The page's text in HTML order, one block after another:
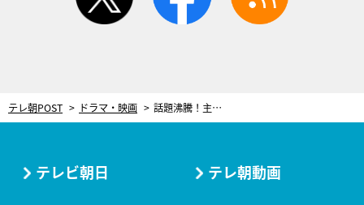
テレ朝POST ドラマ・映画 話題沸騰！主演・竹内涼真、ドラマ『再会』本日放送の第2話でも衝撃展開
テレビ朝日 テレ朝動画